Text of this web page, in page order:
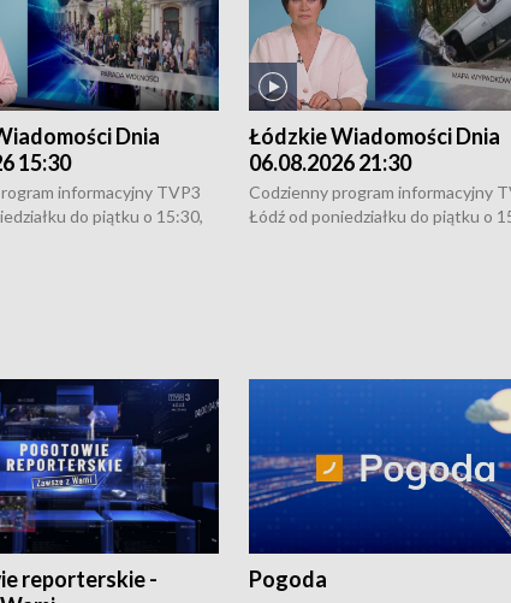
Dnia
15:30
informacyjny TVP3
do piątku o 15:30,
Łódzkie Wiadomości Dnia
06.08.2026 21:30
Codzienny program informacyjny
Łódź od poniedziałku do piątku o
reporterskie -
Pogoda